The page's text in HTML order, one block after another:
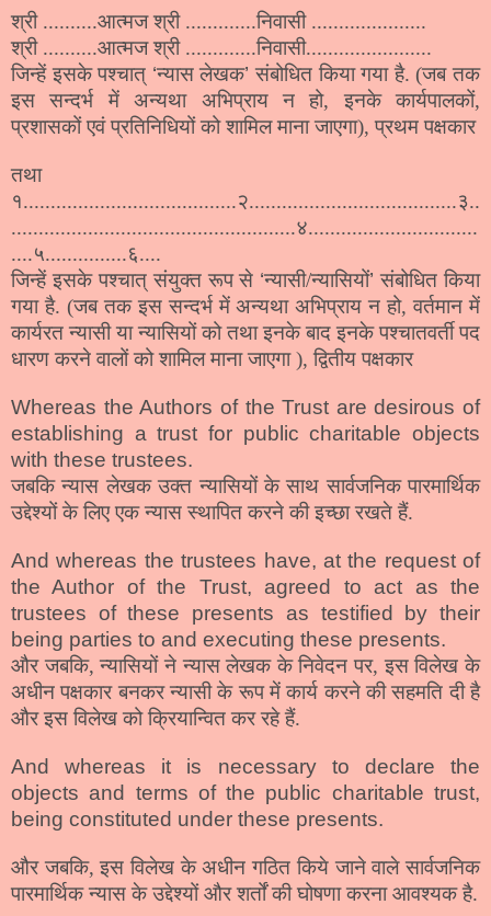
श्री ..........आत्मज श्री .............निवासी .....................
श्री ..........आत्मज श्री .............निवासी.......................
जिन्हें इसके पश्चात् ‘न्यास लेखक’ संबोधित किया गया है. (जब तक
इस सन्दर्भ में अन्यथा अभिप्राय न हो, इनके कार्यपालकों,
प्रशासकों एवं प्रतिनिधियों को शामिल माना जाएगा), प्रथम पक्षकार
तथा
१.......................................२......................................३..
....................................................४...............................
....५...............६....
जिन्हें इसके पश्चात् संयुक्त रूप से ‘न्यासी/न्यासियों’ संबोधित किया
गया है. (जब तक इस सन्दर्भ में अन्यथा अभिप्राय न हो, वर्तमान में
कार्यरत न्यासी या न्यासियों को तथा इनके बाद इनके पश्चातवर्ती पद
धारण करने वालों को शामिल माना जाएगा ), द्वितीय पक्षकार
Whereas the Authors of the Trust are desirous of
establishing a trust for public charitable objects
with these trustees.
जबकि न्यास लेखक उक्त न्यासियों के साथ सार्वजनिक पारमार्थिक
उद्देश्यों के लिए एक न्यास स्थापित करने की इच्छा रखते हैं.
And whereas the trustees have, at the request of
the Author of the Trust, agreed to act as the
trustees of these presents as testified by their
being parties to and executing these presents.
और जबकि, न्यासियों ने न्यास लेखक के निवेदन पर, इस विलेख के
अधीन पक्षकार बनकर न्यासी के रूप में कार्य करने की सहमति दी है
और इस विलेख को क्रियान्वित कर रहे हैं.
And whereas it is necessary to declare the
objects and terms of the public charitable trust,
being constituted under these presents.
और जबकि, इस विलेख के अधीन गठित किये जाने वाले सार्वजनिक
पारमार्थिक न्यास के उद्देश्यों और शर्तों की घोषणा करना आवश्यक है.